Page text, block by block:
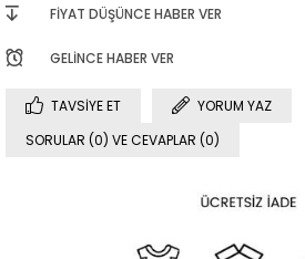
FIYAT DÜŞÜNCE HABER VER
GELINCE HABER VER
TAVSIYE ET
YORUM YAZ
SORULAR (0) VE CEVAPLAR (0)